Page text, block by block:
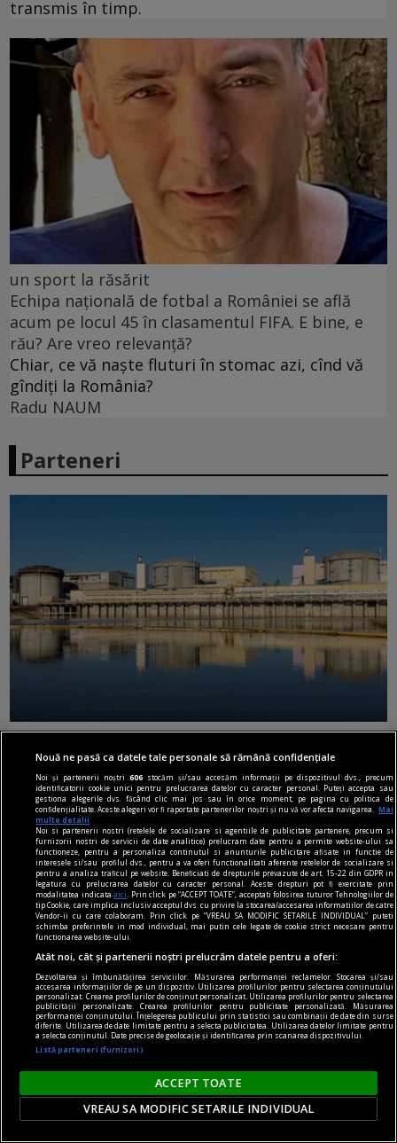
transmis în timp.
un sport la răsărit
Echipa națională de fotbal a României se află
acum pe locul 45 în clasamentul FIFA. E bine, e
rău? Are vreo relevanță?
Chiar, ce vă naște fluturi în stomac azi, cînd vă
gîndiți la România?
Radu NAUM
Parteneri
Au fost scufundate ultimele două barje pe
Dunăre. Cât a durat operațiunea și când se vor
resimți efectele
Toate cele patru barje încărcate cu stâncă au
fost scufundate cu succes în Dunăre.
Imagini cu un angajat al Ambasadei Rusiei din
Canada, surprins în timp ce spărgea baloane în
culorile Ucrainei
Nouă ne pasă ca datele tale personale să rămână confidențiale
Noi și partenerii noștri606 stocăm și/sau accesăm informații pe dispozitivul dvs., precum
identificatorii cookie unici pentru prelucrarea datelor cu caracter personal. Puteți accepta sau
gestiona alegerile dvs. făcând clic mai jos sau în orice moment, pe pagina cu politica de
confidențialitate. Aceste alegeri vor fi raportate partenerilor noștri și nu vă vor afecta navigarea.
Mai
multe detalii
Noi si partenerii nostri (retelele de socializare si agentiile de publicitate partenere, precum si
furnizorii nostri de servicii de date analitice) prelucram date pentru a permite website-ului sa
functioneze, pentru a personaliza continutul si anunturile publicitare afisate in functie de
interesele si/sau profilul dvs., pentru a va oferi functionalitati aferente retelelor de socializare si
pentru a analiza traficul pe website. Beneficiati de drepturile prevazute de art. 15-22 din GDPR in
legatura cu prelucrarea datelor cu caracter personal. Aceste drepturi pot fi exercitate prin
modalitatea indicataaici
. Prin click pe “ACCEPT TOATE”, acceptati folosirea tuturor Tehnologiilor de
tip Cookie, care implica inclusiv acceptul dvs. cu privire la stocarea/accesarea informatiilor de catre
Vendor-ii cu care colaboram. Prin click pe “VREAU SA MODIFIC SETARILE INDIVIDUAL” puteti
schimba preferintele in mod individual, mai putin cele legate de cookie strict necesare pentru
functionarea website-ului.
Atât noi, cât și partenerii noștri prelucrăm datele pentru a oferi:
Dezvoltarea și îmbunătățirea serviciilor. Măsurarea performanței reclamelor. Stocarea și/sau
accesarea informațiilor de pe un dispozitiv. Utilizarea profilurilor pentru selectarea conținutului
personalizat. Crearea profilurilor de conținut personalizat. Utilizarea profilurilor pentru selectarea
publicității personalizate. Crearea profilurilor pentru publicitate personalizată. Măsurarea
performanței conținutului. Înțelegerea publicului prin statistici sau combinații de date din surse
diferite. Utilizarea de date limitate pentru a selecta publicitatea. Utilizarea datelor limitate pentru
a selecta conținutul. Date precise de geolocație și identificarea prin scanarea dispozitivului.
Listă parteneri (furnizori)
ACCEPT TOATE
VREAU SA MODIFIC SETARILE INDIVIDUAL